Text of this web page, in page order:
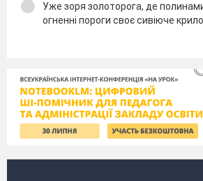
Уже зоря золоторога, де
огненні пороги своє сивіюче крило.